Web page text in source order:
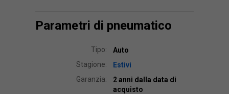
Parametri di pneumatico
Tipo:
Auto
Stagione:
Estivi
Garanzia:
2 anni dalla data di
acquisto